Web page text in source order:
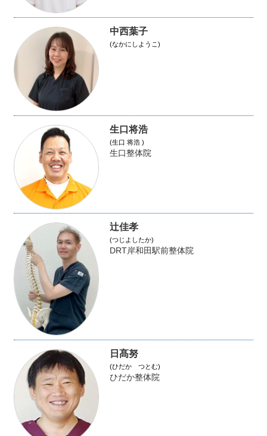
中西葉子
(なかにしようこ)
生口将浩
(生口 将浩 )
生口整体院
辻佳孝
(つじよしたか)
DRT岸和田駅前整体院
日髙努
(ひだか つとむ)
ひだか整体院